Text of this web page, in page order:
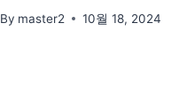
By master2 10월 18, 2024